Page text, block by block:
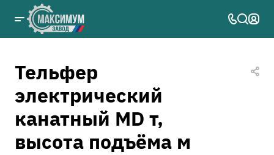
Тельфер
электрический
канатный MD т,
высота подъёма м